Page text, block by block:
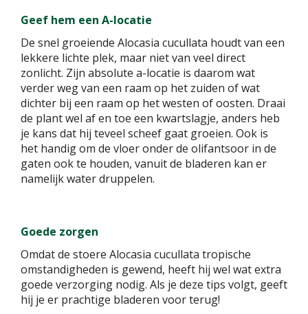
Geef hem een A-locatie
De snel groeiende Alocasia cucullata houdt van een
lekkere lichte plek, maar niet van veel direct
zonlicht. Zijn absolute a-locatie is daarom wat
verder weg van een raam op het zuiden of wat
dichter bij een raam op het westen of oosten. Draai
de plant wel af en toe een kwartslagje, anders heb
je kans dat hij teveel scheef gaat groeien. Ook is
het handig om de vloer onder de olifantsoor in de
gaten ook te houden, vanuit de bladeren kan er
namelijk water druppelen.
Goede zorgen
Omdat de stoere Alocasia cucullata tropische
omstandigheden is gewend, heeft hij wel wat extra
goede verzorging nodig. Als je deze tips volgt, geeft
hij je er prachtige bladeren voor terug!